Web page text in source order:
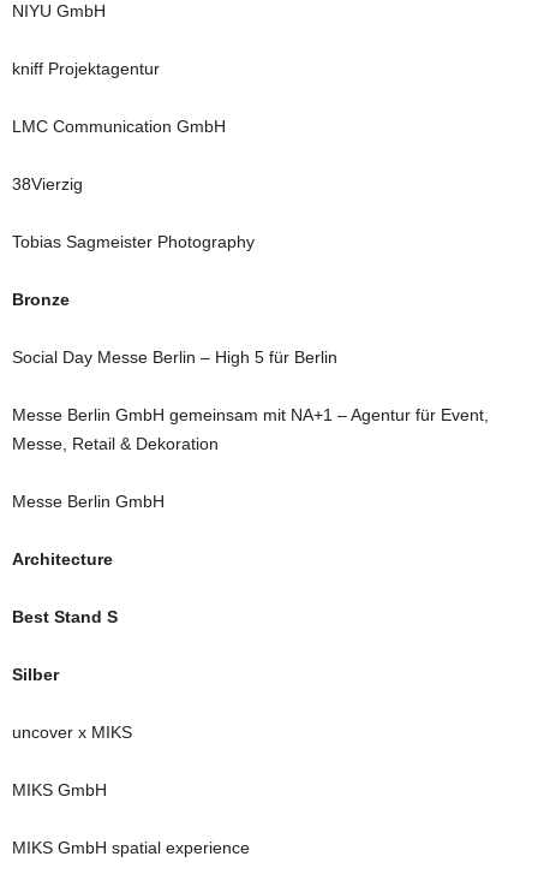
NIYU GmbH
kniff Projektagentur
LMC Communication GmbH
38Vierzig
Tobias Sagmeister Photography
Bronze
Social Day Messe Berlin – High 5 für Berlin
Messe Berlin GmbH gemeinsam mit NA+1 – Agentur für Event,
Messe, Retail & Dekoration
Messe Berlin GmbH
Architecture
Best Stand S
Silber
uncover x MIKS
MIKS GmbH
MIKS GmbH spatial experience